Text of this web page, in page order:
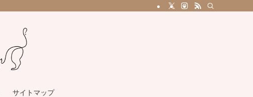
サイトマップ